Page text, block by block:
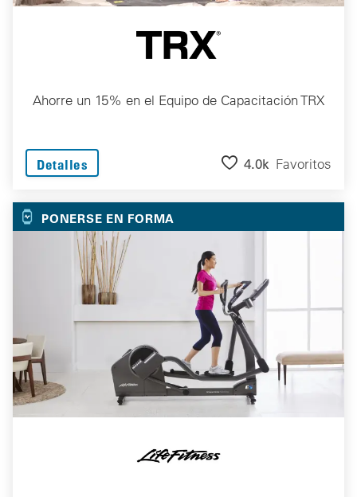
Ahorre un 15% en el Equipo de Capacitación TRX
Detalles 4.0k Favoritos
PONERSE EN FORMA